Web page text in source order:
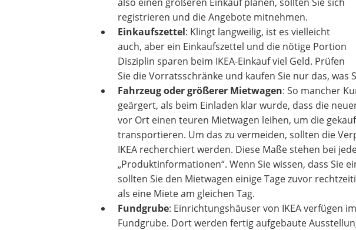
registrieren und die Angebote mitnehmen.
Einkaufszettel: Klingt langweilig, ist es vielleicht
auch, aber ein Einkaufszettel und die nötige Portion
Disziplin sparen beim IKEA-Einkauf viel Geld. Prüfen
Sie die Vorratsschränke und kaufen Sie nur das, was
Fahrzeug oder größerer Mietwagen: So mancher
geärgert, als beim Einladen klar wurde, dass die
vor Ort einen teuren Mietwagen leihen, um die
transportieren. Um das zu vermeiden, sollten die
IKEA recherchiert werden. Diese Maße stehen bei
„Produktinformationen“. Wenn Sie wissen, dass Sie
sollten Sie den Mietwagen einige Tage zuvor
als eine Miete am gleichen Tag.
Fundgrube: Einrichtungshäuser von IKEA verfügen
Fundgrube. Dort werden fertig aufgebaute